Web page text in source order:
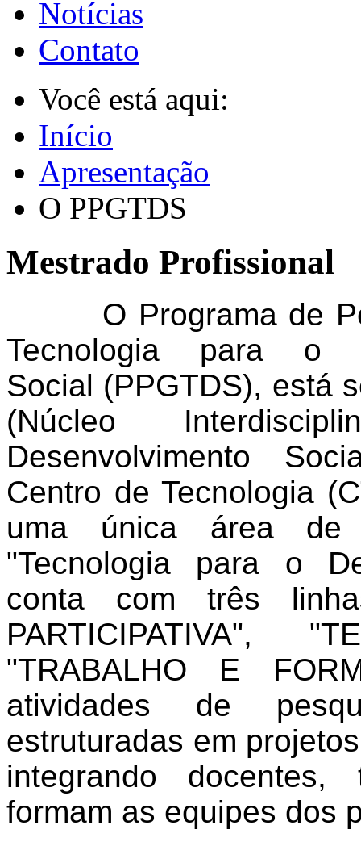
Notícias
Contato
Você está aqui:
Início
Apresentação
O PPGTDS
Mestrado Profissional
O Programa de
Tecnologia para o
Social (PPGTDS), está
(Núcleo
Desenvolvimento
Centro de Tecnologia
uma única área de
"Tecnologia para o
conta com três
PARTICIPATIVA",
"TRABALHO E
atividades de
estruturadas em
integrando
formam as equipes dos